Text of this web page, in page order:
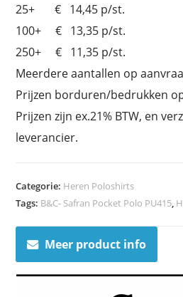
25+ € 14,45 p/st.
100+ € 13,35 p/st.
250+ € 11,35 p/st.
Meerdere aantallen op
Prijzen borduren/bedrukken
Prijzen zijn ex.21% BTW, en
leverancier.
Categorie: Heren Poloshirts
Tags: B&C- Safran Pocket Polo PU415,
Meer product info